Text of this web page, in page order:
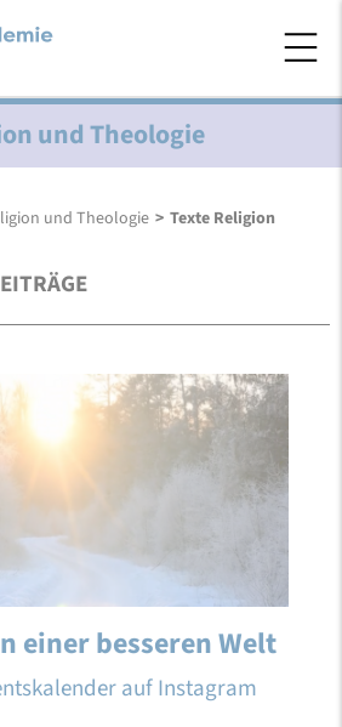
und Theologie
und Theologie > Texte Religion
einer besseren Welt
auf Instagram